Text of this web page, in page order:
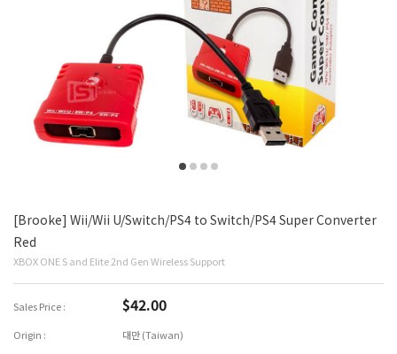
[Brooke] Wii/Wii U/Switch/PS4 to Switch/PS4 Super Converter
Red
XBOX ONE S and Elite 2nd Gen Wireless Support
Sales Price : $42.00
Origin :
대만 (Taiwan)